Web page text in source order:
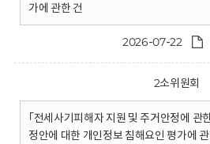
가에 관한 건
2026-07-22
2소위원회
｢전세사기피해자 지원 및 주거안정에 관
정안에 대한 개인정보 침해요인 평가에